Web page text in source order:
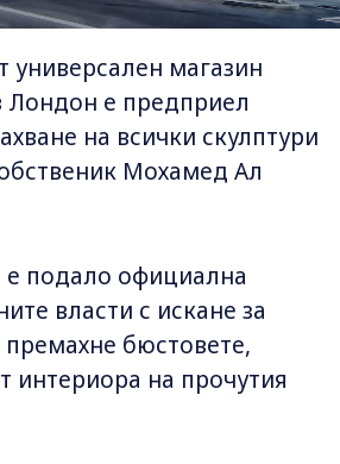
универсален магазин
Лондон е предприел
на всички скулптури
Мохамед Ал
е подало официална
власти с искане за
бюстовете,
интериора на прочутия